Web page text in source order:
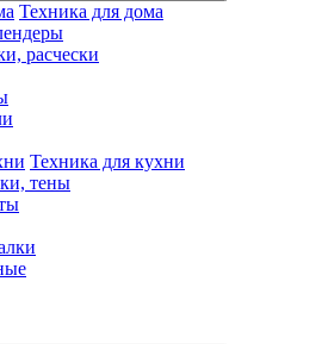
Техника для дома
расчески
Техника для кухни
тены